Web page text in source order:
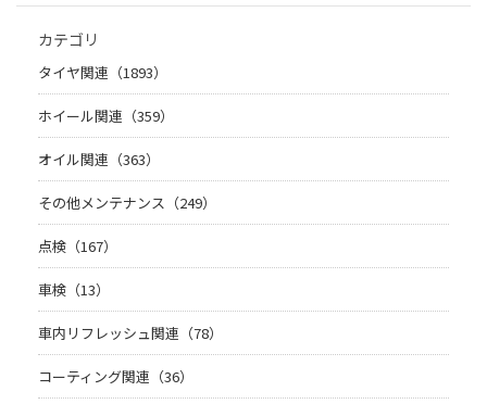
カテゴリ
タイヤ関連（1893）
ホイール関連（359）
オイル関連（363）
その他メンテナンス（249）
点検（167）
車検（13）
車内リフレッシュ関連（78）
コーティング関連（36）